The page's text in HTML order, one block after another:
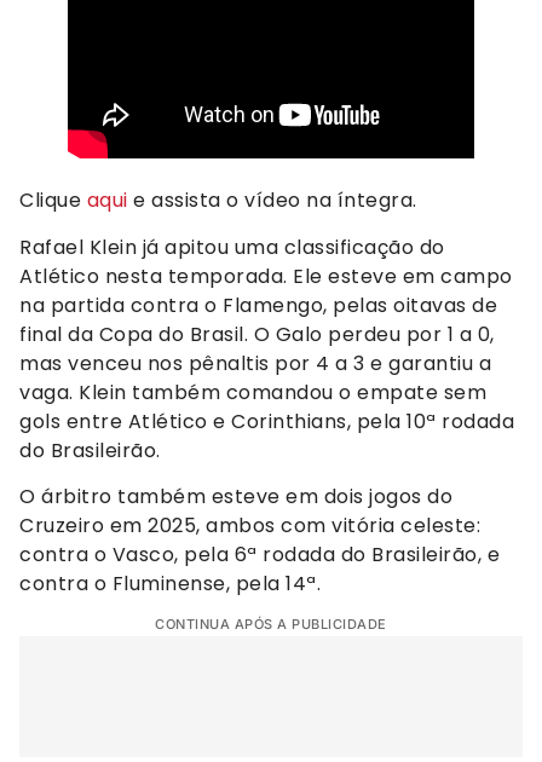
Clique aqui e assista o vídeo na íntegra.
Rafael Klein já apitou uma classificação do
Atlético nesta temporada. Ele esteve em campo
na partida contra o Flamengo, pelas oitavas de
final da Copa do Brasil. O Galo perdeu por 1 a 0,
mas venceu nos pênaltis por 4 a 3 e garantiu a
vaga. Klein também comandou o empate sem
gols entre Atlético e Corinthians, pela 10ª rodada
do Brasileirão.
O árbitro também esteve em dois jogos do
Cruzeiro em 2025, ambos com vitória celeste:
contra o Vasco, pela 6ª rodada do Brasileirão, e
contra o Fluminense, pela 14ª.
CONTINUA APÓS A PUBLICIDADE